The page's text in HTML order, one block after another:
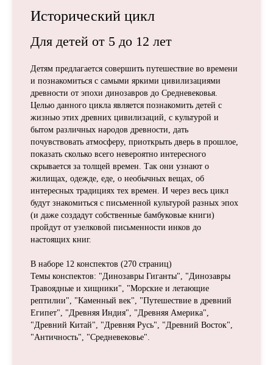
Исторический цикл
Для детей от 5 до 12 лет
Детям предлагается совершить путешествие во времени
и познакомиться с самыми яркими цивилизациями
древности от эпохи динозавров до Средневековья.
Целью данного цикла является познакомить детей с
жизнью этих древних цивилизаций, с культурой и
бытом различных народов древности, дать
почувствовать атмосферу, приоткрыть дверь в прошлое,
показать сколько всего невероятно интересного
скрывается за толщей времен. Так они узнают о
жилищах, одежде, еде, о необычных вещах, об
интересных традициях тех времен. И через весь цикл
будут знакомиться с письменной культурой разных эпох
(и даже создадут собственные бамбуковые книги)
пройдут от узелковой письменности инков до
настоящих книг.
В наборе 12 конспектов (270 страниц)
Темы конспектов: "Динозавры Гиганты", "Динозавры
Травоядные и хищники", "Морские и летающие
рептилии", "Каменный век", "Путешествие в древний
Египет", "Древняя Индия", "Древняя Америка",
"Древний Китай", "Древняя Русь", "Древний Восток",
"Античность", "Средневековье".